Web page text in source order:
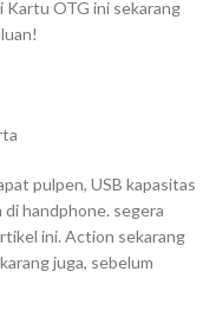
Kartu OTG ini sekarang
pulpen, USB kapasitas
handphone. segera
ini. Action sekarang
juga, sebelum